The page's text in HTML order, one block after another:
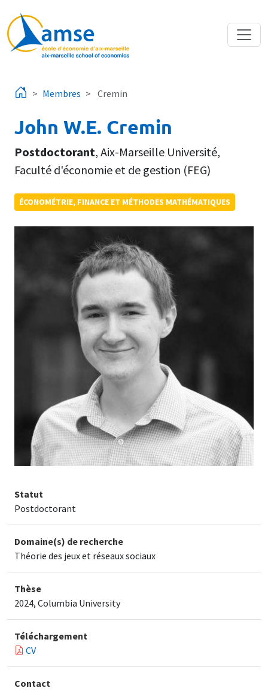
Membres Cremin
John W.E. Cremin
Postdoctorant, Aix-Marseille Université,
Faculté d'économie et de gestion (FEG)
ÉCONOMÉTRIE, FINANCE ET MÉTHODES MATHÉMATIQUES
Statut
Postdoctorant
Domaine(s) de recherche
Théorie des jeux et réseaux sociaux
Thèse
2024, Columbia University
Téléchargement
CV
Contact